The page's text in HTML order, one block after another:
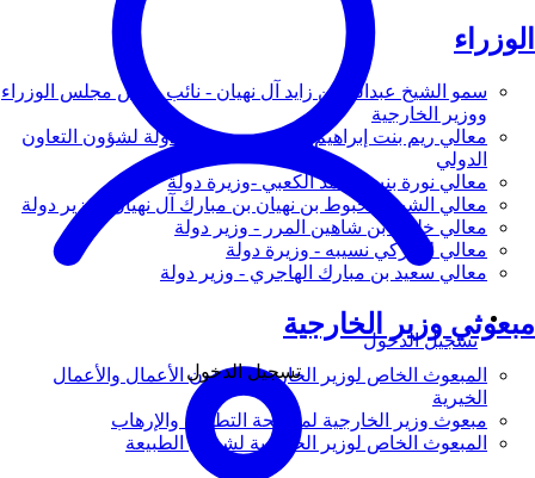
الوزراء
سمو الشيخ عبدالله بن زايد آل نهيان - نائب رئيس مجلس الوزراء
ووزير الخارجية
معالي ريم بنت إبراهيم الهاشمي - وزيرة دولة لشؤون التعاون
الدولي
معالي نورة بنت محمد الكعبي -وزيرة دولة
معالي الشيخ شخبوط بن نهيان بن مبارك آل نهيان - وزير دولة
معالي خليفة بن شاهين المرر - وزير دولة
معالي لانا زكي نسيبه - وزيرة دولة
معالي سعيد بن مبارك الهاجري - وزير دولة
مبعوثي وزير الخارجية
المبعوث الخاص لوزير الخارجية لشؤون الأعمال والأعمال
الخيرية
مبعوث وزير الخارجية لمكافحة التطرف والإرهاب
المبعوث الخاص لوزير الخارجية لشؤون الطبيعة
تسجيل الدخول
تسجيل الدخول